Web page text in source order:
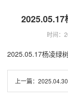
2025.05.17
时间：
2025.05.17杨
上一篇： 2025.04.30 咸阳绿树